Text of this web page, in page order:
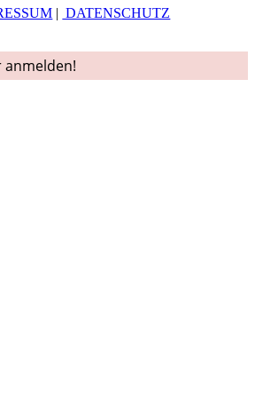
DATENSCHUTZ
anmelden!